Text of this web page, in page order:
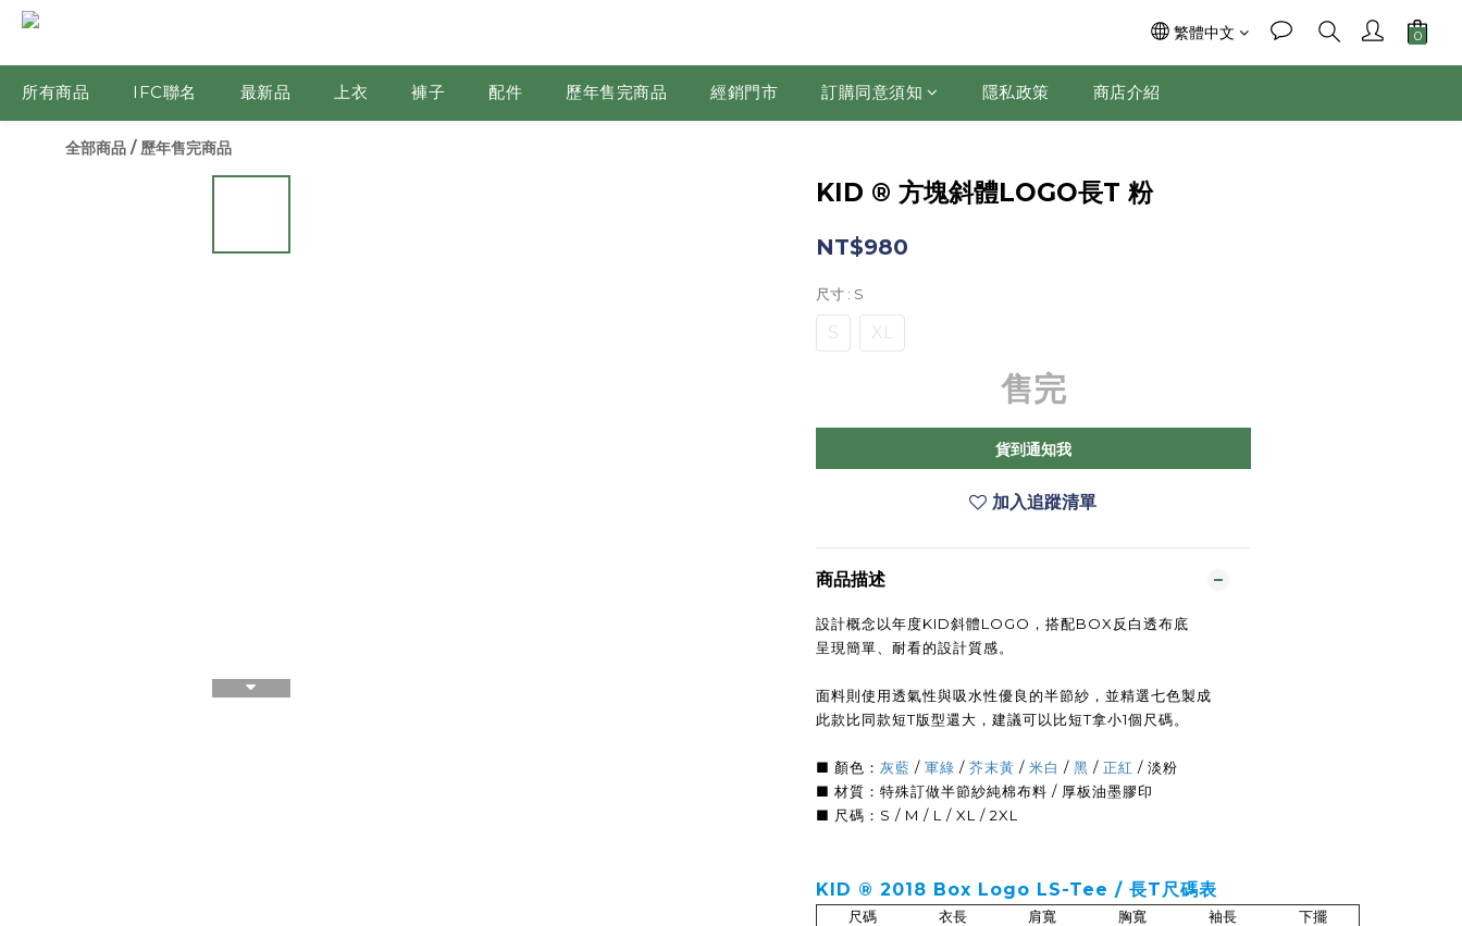
繁體中文
所有商品 IFC聯名 最新品 上衣 褲子 配件 歷年售完商品 經銷門市 訂購同意須知 隱私政策 商店介紹
全部商品 / 歷年售完商品
KID ® 方塊斜體LOGO長T 粉
NT$980
尺寸 : S
S XL
售完
貨到通知我
加入追蹤清單
商品描述
設計概念以年度KID斜體LOGO，搭配BOX反白透布底
呈現簡單、耐看的設計質感。
面料則使用透氣性與吸水性優良的半節紗，並精選七色製成
此款比同款短T版型還大，建議可以比短T拿小1個尺碼。
■ 顏色： 灰藍 / 軍綠 / 芥末黃 / 米白 / 黑 / 正紅 / 淡粉
■ 材質：特殊訂做半節紗純棉布料 / 厚板油墨膠印
■ 尺碼：S / M / L / XL / 2XL
KID ® 2018 Box Logo LS-Tee / 長T尺碼表
尺碼 衣長 肩寬 胸寬 袖長
下擺